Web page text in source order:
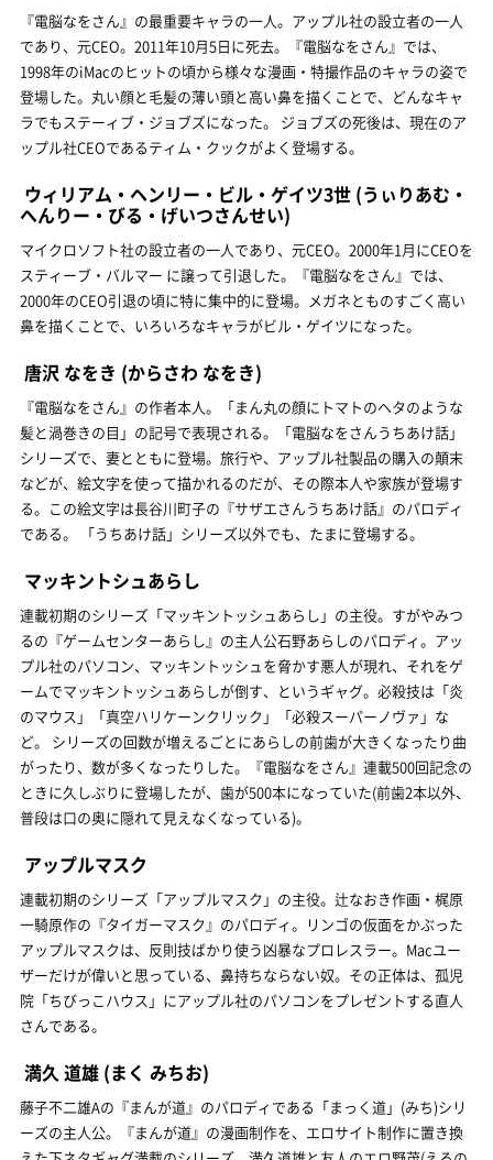
『電脳なをさん』の最重要キャラの一人。アップル社の設立者の一人
であり、元CEO。2011年10月5日に死去。『電脳なをさん』では、
1998年のiMacのヒットの頃から様々な漫画・特撮作品のキャラの姿で
登場した。丸い顔と毛髪の薄い頭と高い鼻を描くことで、どんなキャ
ラでもステーィブ・ジョブズになった。 ジョブズの死後は、現在のア
ップル社CEOであるティム・クックがよく登場する。
ウィリアム・ヘンリー・ビル・ゲイツ3世 (うぃりあむ・
へんりー・びる・げいつさんせい)
マイクロソフト社の設立者の一人であり、元CEO。2000年1月にCEOを
スティーブ・バルマー に譲って引退した。『電脳なをさん』では、
2000年のCEO引退の頃に特に集中的に登場。メガネとものすごく高い
鼻を描くことで、いろいろなキャラがビル・ゲイツになった。
唐沢 なをき (からさわ なをき)
『電脳なをさん』の作者本人。「まん丸の顔にトマトのヘタのような
髪と渦巻きの目」の記号で表現される。「電脳なをさんうちあけ話」
シリーズで、妻とともに登場。旅行や、アップル社製品の購入の顛末
などが、絵文字を使って描かれるのだが、その際本人や家族が登場す
る。この絵文字は長谷川町子の『サザエさんうちあけ話』のパロディ
である。 「うちあけ話」シリーズ以外でも、たまに登場する。
マッキントシュあらし
連載初期のシリーズ「マッキントッシュあらし」の主役。すがやみつ
るの『ゲームセンターあらし』の主人公石野あらしのパロディ。アッ
プル社のパソコン、マッキントッシュを脅かす悪人が現れ、それをゲ
ームでマッキントッシュあらしが倒す、というギャグ。必殺技は「炎
のマウス」「真空ハリケーンクリック」「必殺スーパーノヴァ」な
ど。 シリーズの回数が増えるごとにあらしの前歯が大きくなったり曲
がったり、数が多くなったりした。『電脳なをさん』連載500回記念の
ときに久しぶりに登場したが、歯が500本になっていた(前歯2本以外、
普段は口の奥に隠れて見えなくなっている)。
アップルマスク
連載初期のシリーズ「アップルマスク」の主役。辻なおき作画・梶原
一騎原作の『タイガーマスク』のパロディ。リンゴの仮面をかぶった
アップルマスクは、反則技ばかり使う凶暴なプロレスラー。Macユー
ザーだけが偉いと思っている、鼻持ちならない奴。その正体は、孤児
院「ちびっこハウス」にアップル社のパソコンをプレゼントする直人
さんである。
満久 道雄 (まく みちお)
藤子不二雄Aの『まんが道』のパロディである「まっく道」(みち)シリ
ーズの主人公。『まんが道』の漫画制作を、エロサイト制作に置き換